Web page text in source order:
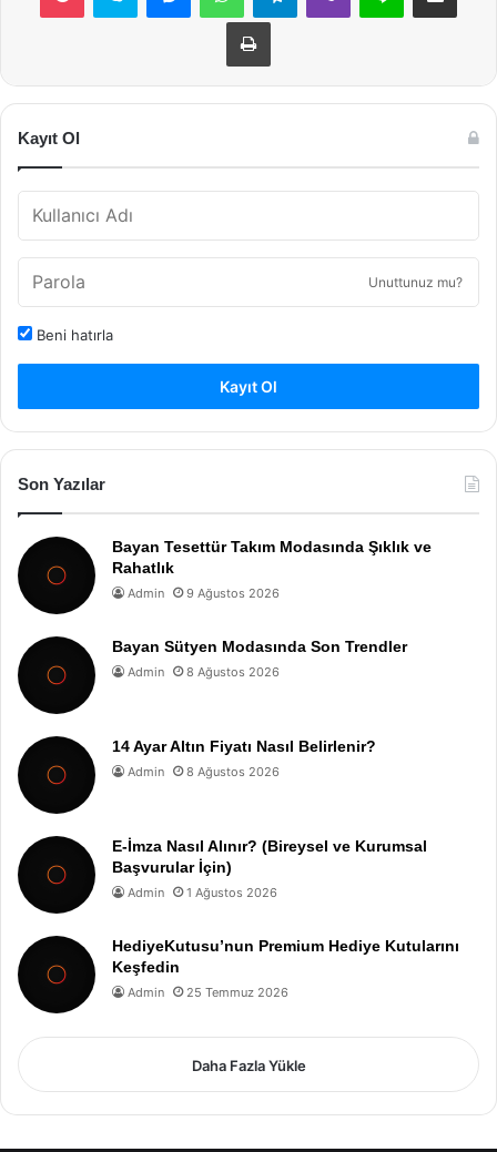
Yazdır
Kayıt Ol
Unuttunuz mu?
Beni hatırla
Kayıt Ol
Son Yazılar
Bayan Tesettür Takım Modasında Şıklık ve
Rahatlık
Admin 9 Ağustos 2026
Bayan Sütyen Modasında Son Trendler
Admin 8 Ağustos 2026
14 Ayar Altın Fiyatı Nasıl Belirlenir?
Admin 8 Ağustos 2026
E-İmza Nasıl Alınır? (Bireysel ve Kurumsal
Başvurular İçin)
Admin 1 Ağustos 2026
HediyeKutusu’nun Premium Hediye Kutularını
Keşfedin
Admin 25 Temmuz 2026
Daha Fazla Yükle